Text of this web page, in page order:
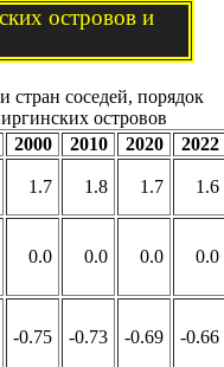
островов и
стран соседей, порядок
островов
2000 2010 2020
2022
1.7 1.8 1.7 1.6
0.0 0.0 0.0 0.0
-0.75 -0.73 -0.69 -0.66